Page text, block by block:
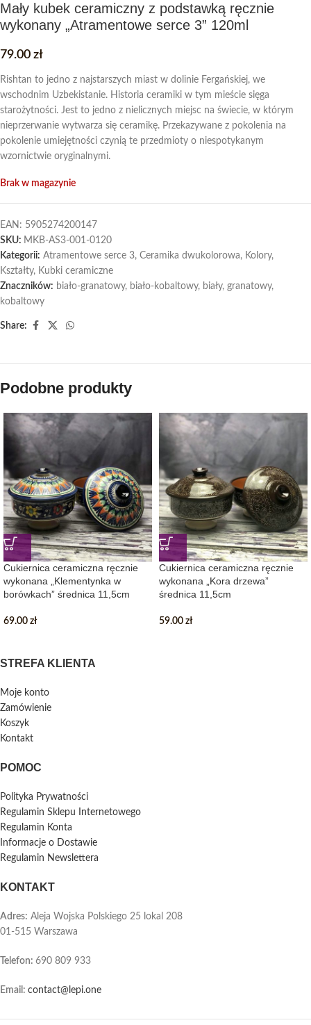
Mały kubek ceramiczny z podstawką ręcznie
wykonany „Atramentowe serce 3” 120ml
79.00 zł
Rishtan to jedno z najstarszych miast w dolinie Fergańskiej, we
wschodnim Uzbekistanie. Historia ceramiki w tym mieście sięga
starożytności. Jest to jedno z nielicznych miejsc na świecie, w którym
nieprzerwanie wytwarza się ceramikę. Przekazywane z pokolenia na
pokolenie umiejętności czynią te przedmioty o niespotykanym
wzornictwie oryginalnymi.
Brak w magazynie
EAN: 5905274200147
SKU: MKB-AS3-001-0120
Kategorii: Atramentowe serce 3, Ceramika dwukolorowa, Kolory,
Kształty, Kubki ceramiczne
Znaczników: biało-granatowy, biało-kobaltowy, biały, granatowy,
kobaltowy
Share:
Podobne produkty
Cukiernica ceramiczna ręcznie
wykonana „Klementynka w
borówkach” średnica 11,5cm
69.00 zł
Cukiernica ceramiczna ręcznie
wykonana „Kora drzewa”
średnica 11,5cm
59.00 zł
STREFA KLIENTA
Moje konto
Zamówienie
Koszyk
Kontakt
POMOC
Polityka Prywatności
Regulamin Sklepu Internetowego
Regulamin Konta
Informacje o Dostawie
Regulamin Newslettera
KONTAKT
Adres: Aleja Wojska Polskiego 25 lokal 208
01-515 Warszawa
Telefon: 690 809 933
Email: contact@lepi.one